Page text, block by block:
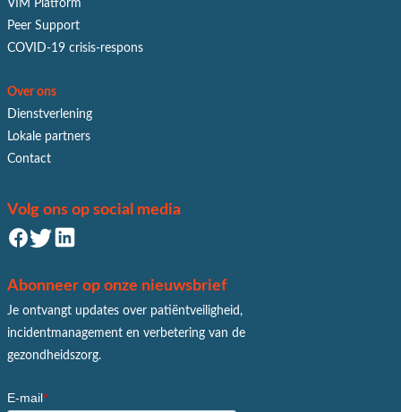
VIM Platform
Peer Support
COVID-19 crisis-respons
Over ons
Dienstverlening
Lokale partners
Contact
Volg ons op social media
Abonneer op onze nieuwsbrief
Je ontvangt updates over patiëntveiligheid,
incidentmanagement en verbetering van de
gezondheidszorg.